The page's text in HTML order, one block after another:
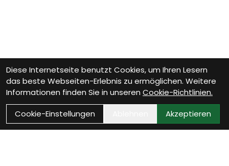
Diese Internetseite benutzt Cookies, um Ihren Lesern
das beste Webseiten-Erlebnis zu ermöglichen. Weitere
Informationen finden Sie in unseren Cookie-Richtlinien.
Cookie-Einstellungen
Akzeptieren